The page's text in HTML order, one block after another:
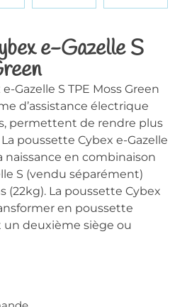
e-Gazelle S
Gazelle S TPE Moss Green
d’assistance électrique
permettent de rendre plus
poussette Cybex e-Gazelle
naissance en combinaison
S (vendu séparément)
(22kg). La poussette Cybex
en poussette
deuxième siège ou